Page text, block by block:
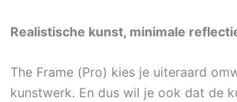
Realistische kunst, minimale
The Frame (Pro) kies je uiteraard
kunstwerk. En dus wil je ook dat de